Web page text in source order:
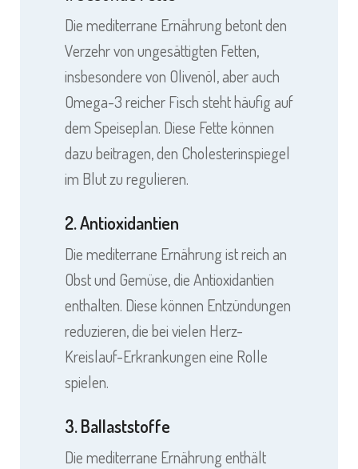
Die mediterrane Ernährung betont den
Verzehr von ungesättigten Fetten,
insbesondere von Olivenöl, aber auch
Omega-3 reicher Fisch steht häufig auf
dem Speiseplan. Diese Fette können
dazu beitragen, den Cholesterinspiegel
im Blut zu regulieren.
2. Antioxidantien
Die mediterrane Ernährung ist reich an
Obst und Gemüse, die Antioxidantien
enthalten. Diese können Entzündungen
reduzieren, die bei vielen Herz-
Kreislauf-Erkrankungen eine Rolle
spielen.
3. Ballaststoffe
Die mediterrane Ernährung enthält